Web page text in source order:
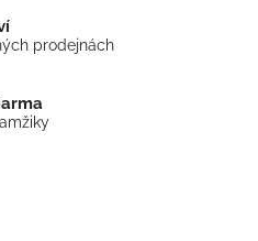
prodejnách